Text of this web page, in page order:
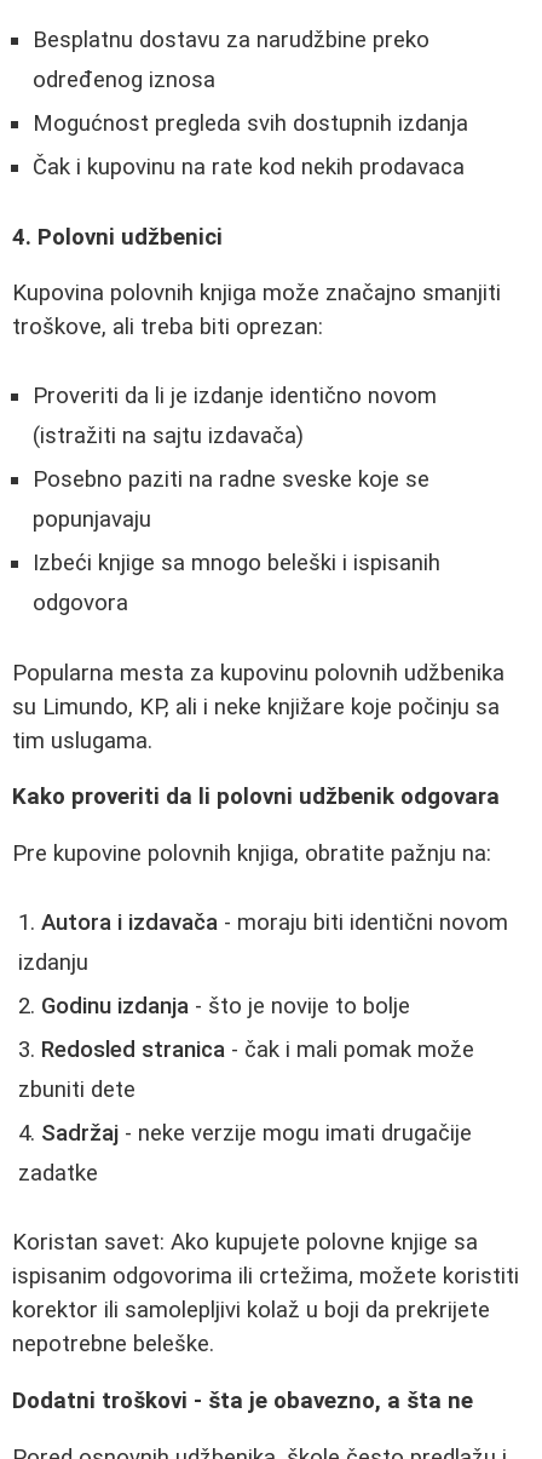
Besplatnu dostavu za narudžbine preko
određenog iznosa
Mogućnost pregleda svih dostupnih izdanja
Čak i kupovinu na rate kod nekih prodavaca
4. Polovni udžbenici
Kupovina polovnih knjiga može značajno smanjiti
troškove, ali treba biti oprezan:
Proveriti da li je izdanje identično novom
(istražiti na sajtu izdavača)
Posebno paziti na radne sveske koje se
popunjavaju
Izbeći knjige sa mnogo beleški i ispisanih
odgovora
Popularna mesta za kupovinu polovnih udžbenika
su Limundo, KP, ali i neke knjižare koje počinju sa
tim uslugama.
Kako proveriti da li polovni udžbenik odgovara
Pre kupovine polovnih knjiga, obratite pažnju na:
Autora i izdavača - moraju biti identični novom
izdanju
Godinu izdanja - što je novije to bolje
Redosled stranica - čak i mali pomak može
zbuniti dete
Sadržaj - neke verzije mogu imati drugačije
zadatke
Koristan savet: Ako kupujete polovne knjige sa
ispisanim odgovorima ili crtežima, možete koristiti
korektor ili samolepljivi kolaž u boji da prekrijete
nepotrebne beleške.
Dodatni troškovi - šta je obavezno, a šta ne